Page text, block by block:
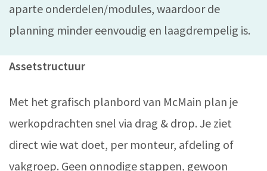
aparte onderdelen/modules, waardoor de
planning minder eenvoudig en laagdrempelig is.
Assetstructuur
Met het grafisch planbord van McMain plan je
werkopdrachten snel via drag & drop. Je ziet
direct wie wat doet, per monteur, afdeling of
vakgroep. Geen onnodige stappen, gewoon